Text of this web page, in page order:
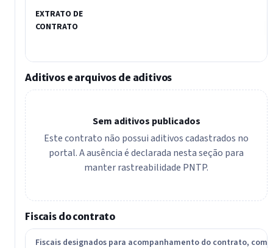
EXTRATO DE
CONTRATO
Aditivos e arquivos de aditivos
Sem aditivos publicados
Este contrato não possui aditivos cadastrados no
portal. A ausência é declarada nesta seção para
manter rastreabilidade PNTP.
Fiscais do contrato
Fiscais designados para acompanhamento do contrato, com